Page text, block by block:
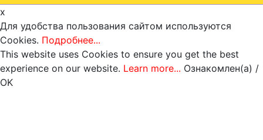
x
Для удобства пользования сайтом используются
Cookies. Подробнее...
This website uses Cookies to ensure you get the best
experience on our website. Learn more... Ознакомлен(а) /
OK